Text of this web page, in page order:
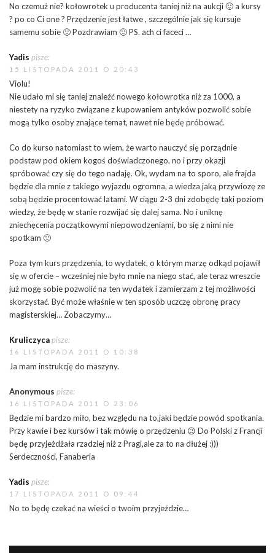
No czemuż nie? kołowrotek u producenta taniej niż na aukcji 🙂 a kursy
? po co Ci one ? Przędzenie jest łatwe , szczególnie jak się kursuje
samemu sobie 🙂 Pozdrawiam 🙂 PS. ach ci faceci …
Yadis pisze:
15 LISTOPADA 2011 O 20:43
Violu!
Nie udało mi się taniej znaleźć nowego kołowrotka niż za 1000, a
niestety na ryzyko związane z kupowaniem antyków pozwolić sobie
mogą tylko osoby znające temat, nawet nie będę próbować.
Co do kurso natomiast to wiem, że warto nauczyć się porządnie
podstaw pod okiem kogoś doświadczonego, no i przy okazji
spróbować czy się do tego nadaję. Ok, wydam na to sporo, ale frajda
będzie dla mnie z takiego wyjazdu ogromna, a wiedza jaką przywiozę ze
sobą będzie procentować latami. W ciągu 2-3 dni zdobędę taki poziom
wiedzy, że będę w stanie rozwijać się dalej sama. No i uniknę
zniechęcenia początkowymi niepowodzeniami, bo się z nimi nie
spotkam 🙂
Poza tym kurs przędzenia, to wydatek, o którym marzę odkąd pojawił
się w ofercie – wcześniej nie było mnie na niego stać, ale teraz wreszcie
już mogę sobie pozwolić na ten wydatek i zamierzam z tej możliwości
skorzystać. Być może właśnie w ten sposób uczczę obronę pracy
magisterskiej… Zobaczymy…
Kruliczycapisze:
16 LISTOPADA 2011 O 10:38
Ja mam instrukcję do maszyny.
Anonymous pisze:
16 LISTOPADA 2011 O 23:06
Będzie mi bardzo miło, bez względu na to,jaki będzie powód spotkania.
Przy kawie i bez kursów i tak mówię o przędzeniu 😉 Do Polski z Francji
będę przyjeżdżała rzadziej niż z Pragi,ale za to na dłużej :)))
Serdeczności, Fanaberia
Yadis pisze:
17 LISTOPADA 2011 O 09:44
No to będę czekać na wieści o twoim przyjeździe…